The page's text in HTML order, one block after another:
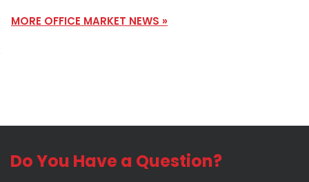
MORE OFFICE MARKET NEWS »
Do You Have a Question?